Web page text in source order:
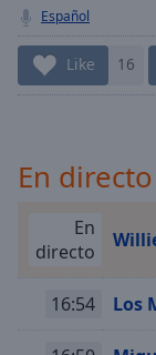
Remaining
Time-
Chapters
off,
Español
Like 16
En
En
directo
16:54 Los